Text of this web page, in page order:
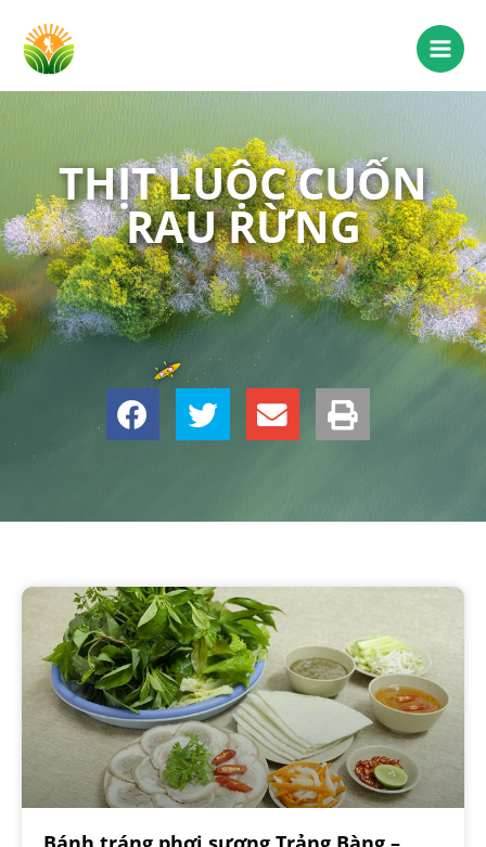
THỊT LUỘC CUỐN
RAU RỪNG